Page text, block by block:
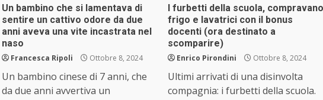
Un bambino che si lamentava di
sentire un cattivo odore da due
anni aveva una vite incastrata nel
naso
Francesca Ripoli Ottobre 8, 2024
Un bambino cinese di 7 anni, che
da due anni avvertiva un
I furbetti della scuola, compravano
frigo e lavatrici con il bonus
docenti (ora destinato a
scomparire)
Enrico Pirondini Ottobre 8, 2024
Ultimi arrivati di una disinvolta
compagnia: i furbetti della scuola.